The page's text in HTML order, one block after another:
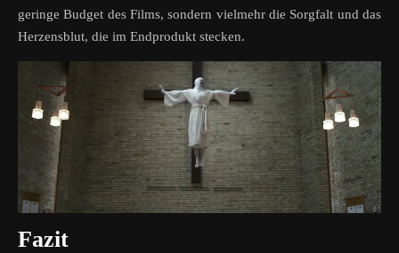
geringe Budget des Films, sondern vielmehr die Sorgfalt und das
Herzensblut, die im Endprodukt stecken.
Fazit